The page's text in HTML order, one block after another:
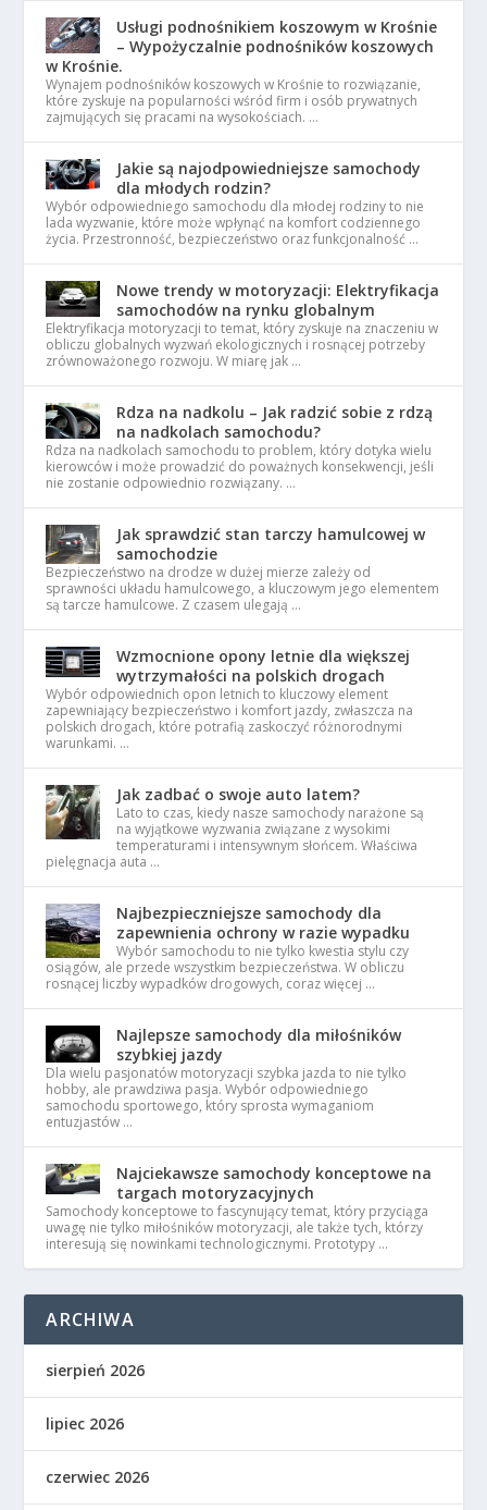
Usługi podnośnikiem koszowym w Krośnie
– Wypożyczalnie podnośników koszowych
w Krośnie.
Wynajem podnośników koszowych w Krośnie to rozwiązanie,
które zyskuje na popularności wśród firm i osób prywatnych
zajmujących się pracami na wysokościach. …
Jakie są najodpowiedniejsze samochody
dla młodych rodzin?
Wybór odpowiedniego samochodu dla młodej rodziny to nie
lada wyzwanie, które może wpłynąć na komfort codziennego
życia. Przestronność, bezpieczeństwo oraz funkcjonalność …
Nowe trendy w motoryzacji: Elektryfikacja
samochodów na rynku globalnym
Elektryfikacja motoryzacji to temat, który zyskuje na znaczeniu w
obliczu globalnych wyzwań ekologicznych i rosnącej potrzeby
zrównoważonego rozwoju. W miarę jak …
Rdza na nadkolu – Jak radzić sobie z rdzą
na nadkolach samochodu?
Rdza na nadkolach samochodu to problem, który dotyka wielu
kierowców i może prowadzić do poważnych konsekwencji, jeśli
nie zostanie odpowiednio rozwiązany. …
Jak sprawdzić stan tarczy hamulcowej w
samochodzie
Bezpieczeństwo na drodze w dużej mierze zależy od
sprawności układu hamulcowego, a kluczowym jego elementem
są tarcze hamulcowe. Z czasem ulegają …
Wzmocnione opony letnie dla większej
wytrzymałości na polskich drogach
Wybór odpowiednich opon letnich to kluczowy element
zapewniający bezpieczeństwo i komfort jazdy, zwłaszcza na
polskich drogach, które potrafią zaskoczyć różnorodnymi
warunkami. …
Jak zadbać o swoje auto latem?
Lato to czas, kiedy nasze samochody narażone są
na wyjątkowe wyzwania związane z wysokimi
temperaturami i intensywnym słońcem. Właściwa
pielęgnacja auta …
Najbezpieczniejsze samochody dla
zapewnienia ochrony w razie wypadku
Wybór samochodu to nie tylko kwestia stylu czy
osiągów, ale przede wszystkim bezpieczeństwa. W obliczu
rosnącej liczby wypadków drogowych, coraz więcej …
Najlepsze samochody dla miłośników
szybkiej jazdy
Dla wielu pasjonatów motoryzacji szybka jazda to nie tylko
hobby, ale prawdziwa pasja. Wybór odpowiedniego
samochodu sportowego, który sprosta wymaganiom
entuzjastów …
Najciekawsze samochody konceptowe na
targach motoryzacyjnych
Samochody konceptowe to fascynujący temat, który przyciąga
uwagę nie tylko miłośników motoryzacji, ale także tych, którzy
interesują się nowinkami technologicznymi. Prototypy …
ARCHIWA
sierpień 2026
lipiec 2026
czerwiec 2026